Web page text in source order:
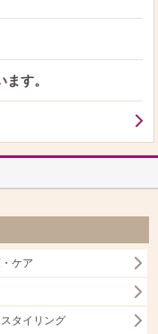
す。
ケア
タイリング